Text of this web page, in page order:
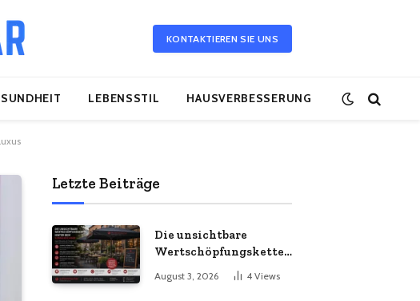
KONTAKTIEREN SIE UNS
LEBENSSTIL HAUSVERBESSERUNG
Letzte Beiträge
Die unsichtbare
Wertschöpfungskette
Sonnenschirm: Was
August 3, 2026 4 Views